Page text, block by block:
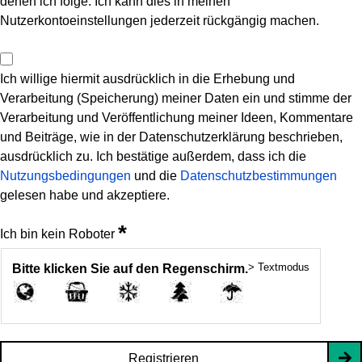
Nutzerkontoeinstellungen jederzeit rückgängig machen.
Ich willige hiermit ausdrücklich in die Erhebung und
Verarbeitung (Speicherung) meiner Daten ein und stimme der
Verarbeitung und Veröffentlichung meiner Ideen, Kommentare
und Beiträge, wie in der Datenschutzerklärung beschrieben,
ausdrücklich zu. Ich bestätige außerdem, dass ich die
Nutzungsbedingungen und die Datenschutzbestimmungen
gelesen habe und akzeptiere.
Ich bin kein Roboter *
Bitte klicken Sie auf den Regenschirm.> Textmodus
Registrieren